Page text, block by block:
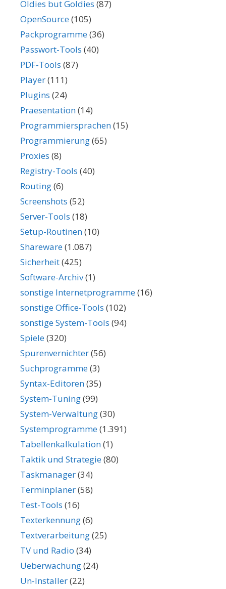
Oldies but Goldies (87)
OpenSource(105)
Packprogramme(36)
Passwort-Tools (40)
PDF-Tools (87)
Player(111)
Plugins (24)
Praesentation(14)
Programmiersprachen(15)
Programmierung(65)
Proxies (8)
Registry-Tools (40)
Routing(6)
Screenshots (52)
Server-Tools (18)
Setup-Routinen(10)
Shareware(1.087)
Sicherheit(425)
Software-Archiv(1)
sonstige Internetprogramme(16)
sonstige Office-Tools (102)
sonstige System-Tools (94)
Spiele(320)
Spurenvernichter(56)
Suchprogramme(3)
Syntax-Editoren(35)
System-Tuning(99)
System-Verwaltung(30)
Systemprogramme(1.391)
Tabellenkalkulation(1)
Taktik und Strategie(80)
Taskmanager(34)
Terminplaner(58)
Test-Tools (16)
Texterkennung(6)
Textverarbeitung(25)
TV und Radio (34)
Ueberwachung(24)
Un-Installer(22)